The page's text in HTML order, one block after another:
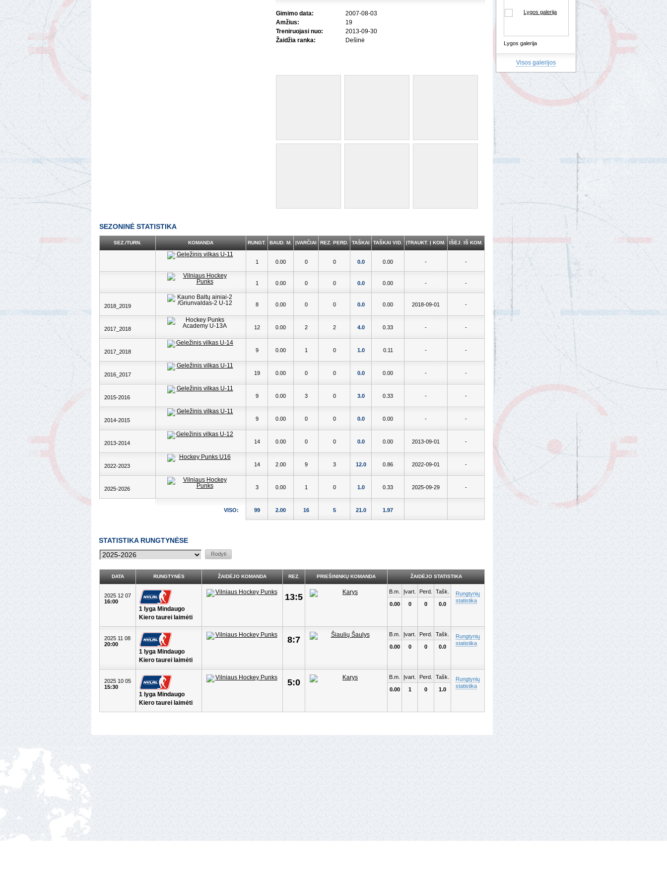
Gimimo data:
2007-08-03
Amžius:
19
Treniruojasi nuo:
2013-09-30
Žaidžia ranka:
Dešinė
SEZONINĖ STATISTIKA
SEZ./TURN. KOMANDA RUNGT. BAUD. M. ĮVARČIAI REZ. PERD. TAŠKAI TAŠKAI VID. ĮTRAUKT. Į KOM. IŠĖJ. IŠ KOM.
1 0.00 0 0 0.0 0.00 - -
1 0.00 0 0 0.0 0.00 - -
2018_2019 8 0.00 0 0 0.0 0.00 2018-09-01 -
2017_2018 12 0.00 2 2 4.0 0.33 - -
2017_2018 9 0.00 1 0 1.0 0.11 - -
2016_2017 19 0.00 0 0 0.0 0.00 - -
2015-2016 9 0.00 3 0 3.0 0.33 - -
2014-2015 9 0.00 0 0 0.0 0.00 - -
2013-2014 14 0.00 0 0 0.0 0.00 2013-09-01 -
2022-2023 14 2.00 9 3 12.0 0.86 2022-09-01 -
2025-2026 3 0.00 1 0 1.0 0.33 2025-09-29 -
VISO: 99 2.00 16 5 21.0 1.97
STATISTIKA RUNGTYNĖSE
DATA RUNGTYNĖS ŽAIDĖJO KOMANDA REZ. PRIEŠININKŲ KOMANDA ŽAIDĖJO STATISTIKA
2025 12 07
16:00
1 lyga Mindaugo
Kiero taurei laimėti
13:5
B.m.
0.00
Įvart.
0
Perd.
0
Tašk.
0.0
Rungtynių
statistika
2025 11 08
20:00
1 lyga Mindaugo
Kiero taurei laimėti
8:7
B.m.
0.00
Įvart.
0
Perd.
0
Tašk.
0.0
Rungtynių
statistika
2025 10 05
15:30
1 lyga Mindaugo
Kiero taurei laimėti
5:0
B.m.
0.00
Įvart.
1
Perd.
0
Tašk.
1.0
Rungtynių
statistika
Lygos galerija
Visos galerijos